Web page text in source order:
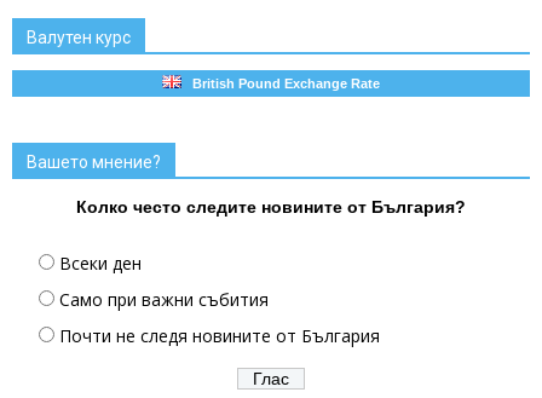
Валутен курс
British Pound Exchange Rate
Вашето мнение?
Колко често следите новините от България?
Всеки ден
Само при важни събития
Почти не следя новините от България